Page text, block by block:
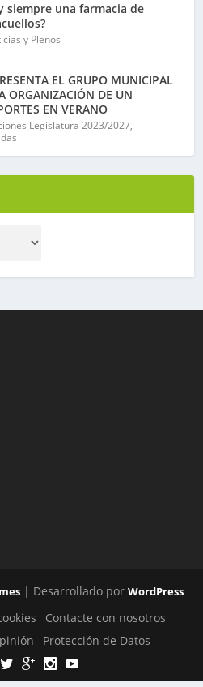
siempre una farmacia de
y Plenos
EL GRUPO MUNICIPAL
ORGANIZACIÓN DE UN
EN VERANO
Legislatura 2023/2027,
| Desarrollado por WordPress
Contacte con nosotros
Protección de Datos